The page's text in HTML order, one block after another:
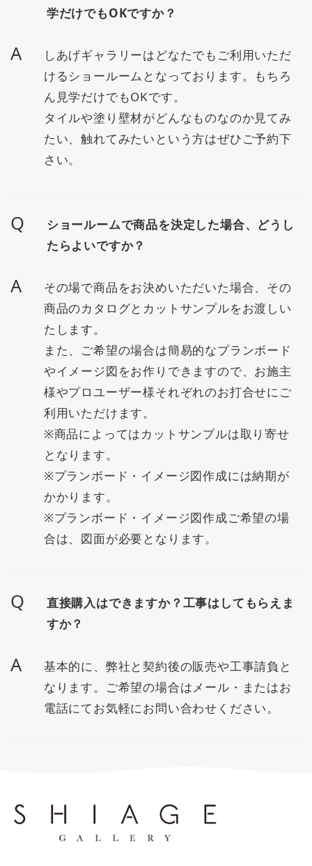
学だけでもOKですか？
A
しあげギャラリーはどなたでもご利用いただ
けるショールームとなっております。もちろ
ん見学だけでもOKです。
タイルや塗り壁材がどんなものなのか見てみ
たい、触れてみたいという方はぜひご予約下
さい。
Q
ショールームで商品を決定した場合、どうし
たらよいですか？
A
その場で商品をお決めいただいた場合、その
商品のカタログとカットサンプルをお渡しい
たします。
また、ご希望の場合は簡易的なプランボード
やイメージ図をお作りできますので、お施主
様やプロユーザー様それぞれのお打合せにご
利用いただけます。
※商品によってはカットサンプルは取り寄せ
となります。
※プランボード・イメージ図作成には納期が
かかります。
※プランボード・イメージ図作成ご希望の場
合は、図面が必要となります。
Q
直接購入はできますか？工事はしてもらえま
すか？
A
基本的に、弊社と契約後の販売や工事請負と
なります。ご希望の場合はメール・またはお
電話にてお気軽にお問い合わせください。